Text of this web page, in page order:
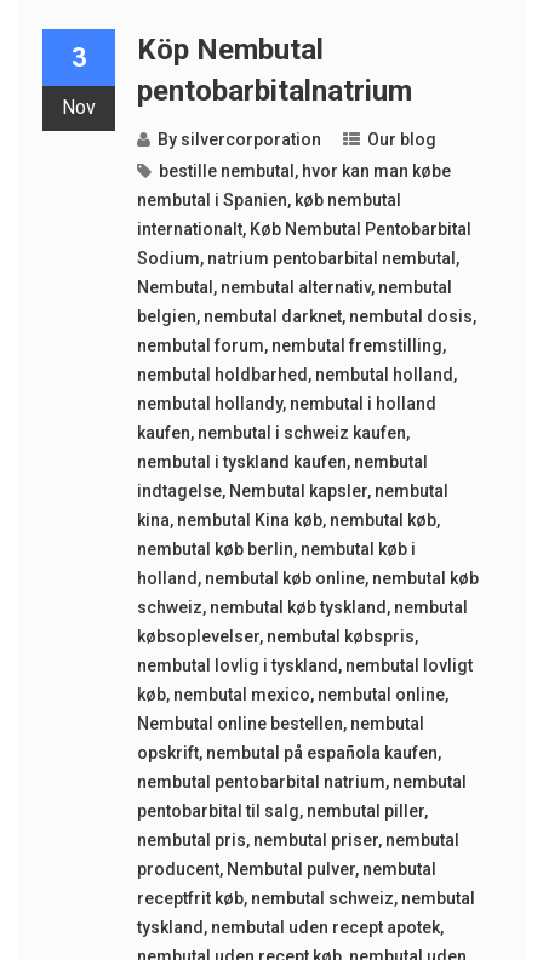
3
Nov
Köp Nembutal
pentobarbitalnatrium
By silvercorporation
Our blog
bestille nembutal, hvor kan man købe
nembutal i Spanien, køb nembutal
internationalt, Køb Nembutal Pentobarbital
Sodium, natrium pentobarbital nembutal,
Nembutal, nembutal alternativ, nembutal
belgien, nembutal darknet, nembutal dosis,
nembutal forum, nembutal fremstilling,
nembutal holdbarhed, nembutal holland,
nembutal hollandy, nembutal i holland
kaufen, nembutal i schweiz kaufen,
nembutal i tyskland kaufen, nembutal
indtagelse, Nembutal kapsler, nembutal
kina, nembutal Kina køb, nembutal køb,
nembutal køb berlin, nembutal køb i
holland, nembutal køb online, nembutal køb
schweiz, nembutal køb tyskland, nembutal
købsoplevelser, nembutal købspris,
nembutal lovlig i tyskland, nembutal lovligt
køb, nembutal mexico, nembutal online,
Nembutal online bestellen, nembutal
opskrift, nembutal på española kaufen,
nembutal pentobarbital natrium, nembutal
pentobarbital til salg, nembutal piller,
nembutal pris, nembutal priser, nembutal
producent, Nembutal pulver, nembutal
receptfrit køb, nembutal schweiz, nembutal
tyskland, nembutal uden recept apotek,
nembutal uden recept køb, nembutal uden